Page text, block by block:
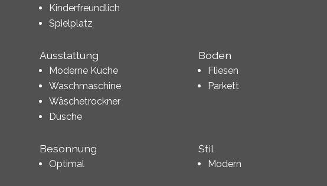
Kinderfreundlich
Spielplatz
Ausstattung
Moderne Küche
Waschmaschine
Wäschetrockner
Dusche
Boden
Fliesen
Parkett
Besonnung
Optimal
Stil
Modern